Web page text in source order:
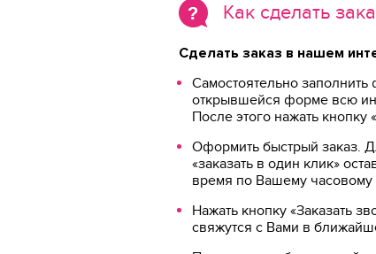
Как сделать
Сделать заказ в нашем
Самостоятельно
открывшейся форме всю
После этого нажать
Оформить быстрый заказ.
«заказать в один клик»
время по Вашему часовому
Нажать кнопку «Заказать
свяжутся с Вами в